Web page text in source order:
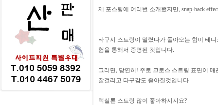
제 포스팅에 여러번 소개했지만, snap-back
타구시 스트링이 밀렸다가 돌아오는 힘이 테
험을 통해서 증명된 것입니다.
그러면, 당연히! 주로 크로스 스트링 표면이
잘걸리고 타구감도 좋아질것입니다.
럭실론 스트링 많이 좋아하시지요?